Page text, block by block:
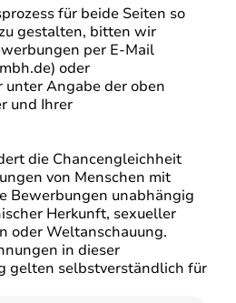
für beide Seiten so
gestalten, bitten wir
per E-Mail
oder
Angabe der oben
und Ihrer
die Chancengleichheit
von Menschen mit
Bewerbungen unabhängig
Herkunft, sexueller
oder Weltanschauung.
in dieser
gelten selbstverständlich für